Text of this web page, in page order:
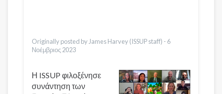
Originally posted by James Harvey (ISSUP staff) - 6
Νοέμβριος 2023
Η ISSUP φιλοξένησε
συνάντηση των